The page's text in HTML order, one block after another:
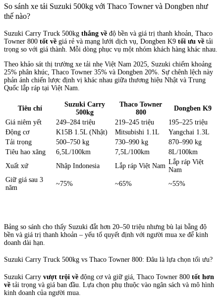
So sánh xe tải Suzuki 500kg với Thaco Towner và Dongben như
thế nào?
Suzuki Carry Truck 500kg thắng về độ bền và giá trị thanh khoản, Thaco
Towner 800 tốt về giá rẻ và mạng lưới dịch vụ, Dongben K9 tối ưu về tải
trọng so với giá thành. Mỗi dòng phục vụ một nhóm khách hàng khác nhau.
Theo khảo sát thị trường xe tải nhẹ Việt Nam 2025, Suzuki chiếm khoảng
25% phân khúc, Thaco Towner 35% và Dongben 20%. Sự chênh lệch này
phản ánh chiến lược định vị khác nhau giữa thương hiệu Nhật và Trung
Quốc lắp ráp tại Việt Nam.
Tiêu chí
Suzuki Carry
500kg
Thaco Towner
800
Dongben K9
Giá niêm yết
249–284 triệu 219–245 triệu
195–225 triệu
Động cơ
K15B 1.5L (Nhật) Mitsubishi 1.1L
Yangchai 1.3L
Tải trọng
500–750 kg 730–990 kg
870–990 kg
Tiêu hao xăng
6,5L/100km 7,5L/100km
8L/100km
Xuất xứ
Nhập Indonesia Lắp ráp Việt Nam
Lắp ráp Việt
Nam
Giữ giá sau 3
năm
~75% ~65% ~55%
Bảng so sánh cho thấy Suzuki đắt hơn 20–50 triệu nhưng bù lại bằng độ
bền và giá trị thanh khoản – yếu tố quyết định với người mua xe để kinh
doanh dài hạn.
Suzuki Carry Truck 500kg vs Thaco Towner 800: Đâu là lựa chọn tối ưu?
Suzuki Carry vượt trội về động cơ và giữ giá, Thaco Towner 800 tốt hơn
về tải trọng và giá ban đầu. Lựa chọn phụ thuộc vào ngân sách và mô hình
kinh doanh của người mua.